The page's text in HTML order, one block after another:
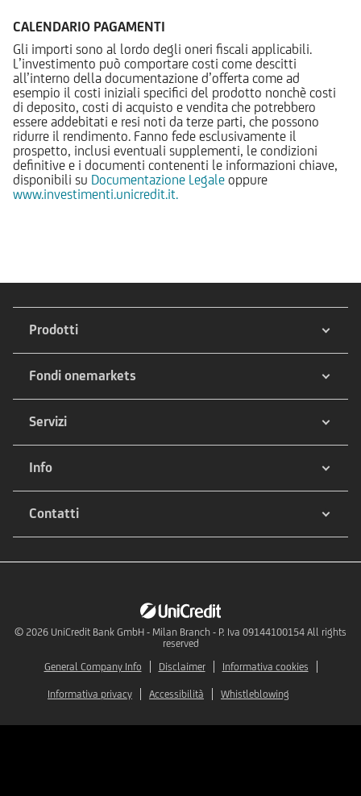
CALENDARIO PAGAMENTI
Gli importi sono al lordo degli oneri fiscali applicabili.
L’investimento può comportare costi come descitti
all’interno della documentazione d’offerta come ad
esempio il costi iniziali specifici del prodotto nonchè costi
di deposito, costi di acquisto e vendita che potrebbero
essere addebitati e resi noti da terze parti, che possono
ridurre il rendimento. Fanno fede esclusivamente il
prospetto, inclusi eventuali supplementi, le condizioni
definitive e i documenti contenenti le informazioni chiave,
disponibili su Documentazione Legale oppure
www.investimenti.unicredit.it.
Prodotti
Fondi onemarkets
Servizi
Info
Contatti
© 2026 UniCredit Bank GmbH - Milan Branch - P. Iva 09144100154 All rights
reserved
General Company Info
Disclaimer Informativa cookies
Informativa privacy Accessibilità Whistleblowing